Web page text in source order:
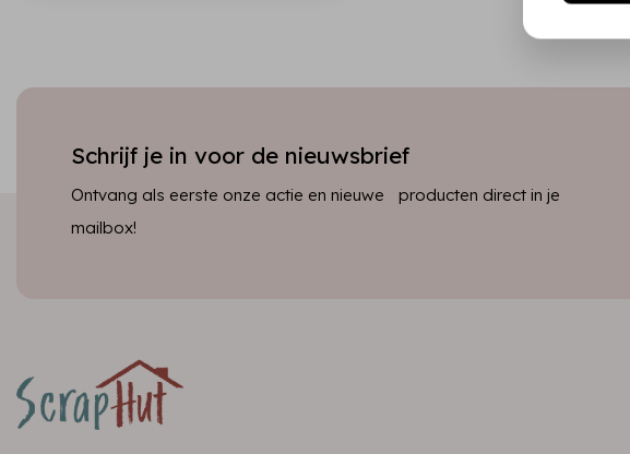
Schrijf je in voor de nieuwsbrief
Ontvang als eerste onze actie en nieuwe producten direct in je
mailbox!